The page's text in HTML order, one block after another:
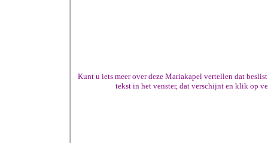
Kunt u iets meer over deze Mariakapel vertellen dat
tekst in het venster, dat verschijnt en klik op